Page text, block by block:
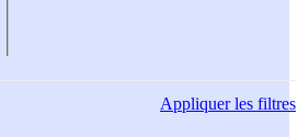
Appliquerles filtres